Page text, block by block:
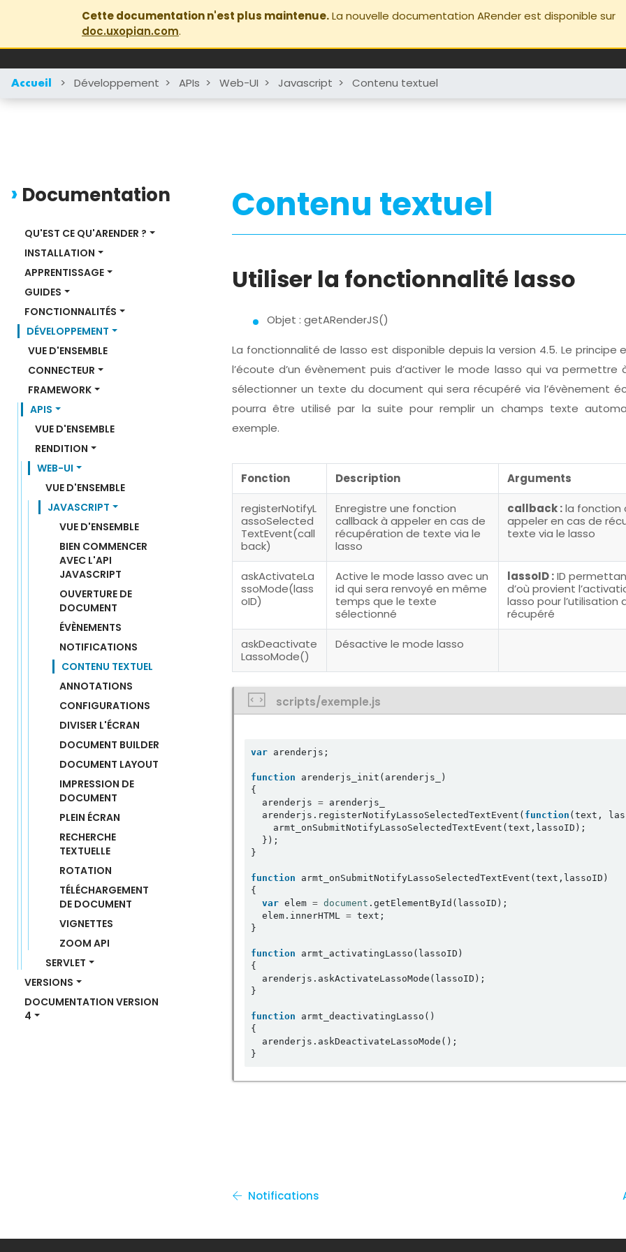
Cette documentation n'est plus maintenue.La nouvelle documentation ARender est disponible sur
doc.uxopian.com.
Accueil > Développement > APIs > Web-UI > Javascript > Contenu textuel
Documentation
QU'EST CE QU'ARENDER ?
INSTALLATION
APPRENTISSAGE
GUIDES
FONCTIONNALITÉS
DÉVELOPPEMENT
VUE D'ENSEMBLE
CONNECTEUR
FRAMEWORK
APIS
VUE D'ENSEMBLE
RENDITION
WEB-UI
VUE D'ENSEMBLE
JAVASCRIPT
VUE D'ENSEMBLE
BIEN COMMENCER
AVEC L'API
JAVASCRIPT
OUVERTURE DE
DOCUMENT
ÉVÈNEMENTS
NOTIFICATIONS
CONTENU TEXTUEL
ANNOTATIONS
CONFIGURATIONS
DIVISER L'ÉCRAN
DOCUMENT BUILDER
DOCUMENT LAYOUT
IMPRESSION DE
DOCUMENT
PLEIN ÉCRAN
RECHERCHE
TEXTUELLE
ROTATION
TÉLÉCHARGEMENT
DE DOCUMENT
VIGNETTES
ZOOM API
SERVLET
VERSIONS
DOCUMENTATION VERSION
4
Contenu textuel
Utiliser la fonctionnalité lasso
Objet : getARenderJS()
La fonctionnalité de lasso est disponible depuis la version 4.5. Le principe
l’écoute d’un évènement puis d’activer le mode lasso qui va permettre
sélectionner un texte du document qui sera récupéré via l’évènement
pourra être utilisé par la suite pour remplir un champs texte
exemple.
Fonction Description Arguments
registerNotifyL
assoSelected
TextEvent(call
back)
Enregistre une fonction
callback à appeler en cas de
récupération de texte via le
lasso
callback :la fonction
appeler en cas de
texte via le lasso
askActivateLa
ssoMode(lass
oID)
Active le mode lasso avec un
id qui sera renvoyé en même
temps que le texte
sélectionné
lassoID :ID
d’où provient
lasso pour l’utilisation
récupéré
askDeactivate
LassoMode()
Désactive le mode lasso
scripts/exemple.js
var arenderjs;
function arenderjs_init(arenderjs_)
{
  arenderjs
= arenderjs_
  arenderjs.registerNotifyLassoSelectedTextEvent(
function (text,
    armt_onSubmitNotifyLassoSelectedTextEvent(text,lassoID);
  });
}
function armt_onSubmitNotifyLassoSelectedTextEvent(text,lassoID)
{
var elem = document .getElementById(lassoID);
  elem.innerHTML
= text;
}
function armt_activatingLasso(lassoID)
{
  arenderjs.askActivateLassoMode(lassoID);
}
function armt_deactivatingLasso()
{
  arenderjs.askDeactivateLassoMode();
Notifications